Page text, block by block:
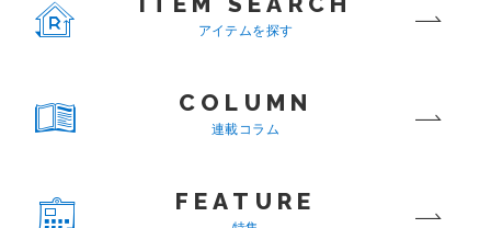
アイテムを探す
COLUMN
連載コラム
FEATURE